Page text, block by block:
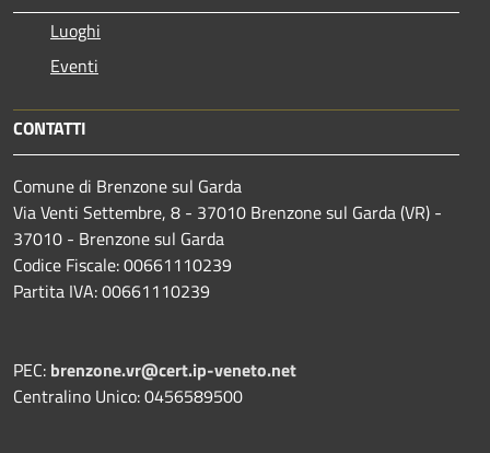
Luoghi
Eventi
CONTATTI
Comune di Brenzone sul Garda
Via Venti Settembre, 8 - 37010 Brenzone sul Garda (VR) -
37010 - Brenzone sul Garda
Codice Fiscale: 00661110239
Partita IVA: 00661110239
PEC: brenzone.vr@cert.ip-veneto.net
Centralino Unico: 0456589500